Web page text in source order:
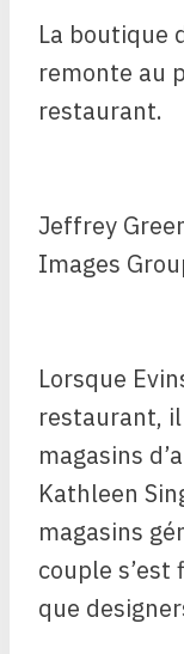
La boutique
remonte au
restaurant.
Jeffrey
Images
Lorsque
restaurant,
magasins
Kathleen
magasins
couple
que